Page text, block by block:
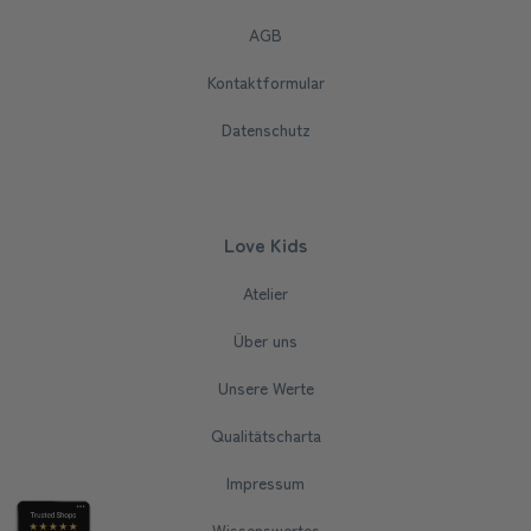
AGB
Kontaktformular
Datenschutz
Love Kids
Atelier
Über uns
Unsere Werte
Qualitätscharta
Impressum